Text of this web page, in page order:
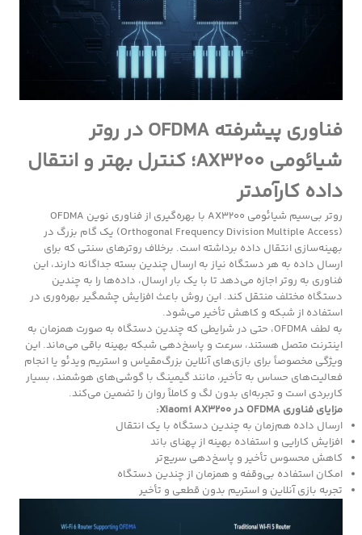
فناوری پیشرفته OFDMA در روتر
شیائومی AX3200؛ کنترل بهتر و انتقال
داده کارآمدتر
روتر بی‌سیم شیائومی AX3200 با بهره‌گیری از فناوری نوین OFDMA
(Orthogonal Frequency Division Multiple Access) یک گام بزرگ در
بهینه‌سازی انتقال داده برداشته است. برخلاف روترهای سنتی که برای
ارسال داده به هر دستگاه نیاز به ارسال چندین بسته جداگانه دارند، این
فناوری به روتر اجازه می‌دهد تا با یک بار ارسال، داده‌ها را به چندین
دستگاه مختلف منتقل کند. این روش باعث افزایش چشمگیر بهره‌وری در
استفاده از شبکه و کاهش تأخیر می‌شود.
به لطف OFDMA، حتی در شرایطی که چندین دستگاه به صورت همزمان به
اینترنت متصل هستند، سرعت و پاسخ‌دهی شبکه بهینه باقی می‌ماند. این
ویژگی مخصوصاً برای بازی‌های آنلاین بزرگ‌مقیاس و استریم ویدئو یا انجام
فعالیت‌های حساس به تأخیر، مانند گیمینگ با گوشی‌های هوشمند، بسیار
کاربردی است و تجربه‌ای بدون لگ و کاملاً روان را تضمین می‌کند.
مزایای فناوری OFDMA در Xiaomi AX3200:
ارسال داده هم‌زمان به چندین دستگاه با یک انتقال
افزایش کارایی و استفاده بهینه از پهنای باند
کاهش محسوس تأخیر و پاسخ‌دهی سریع‌تر
امکان استفاده بی‌وقفه و همزمان از چندین دستگاه
تجربه بازی آنلاین و استریم بدون قطعی و تأخیر